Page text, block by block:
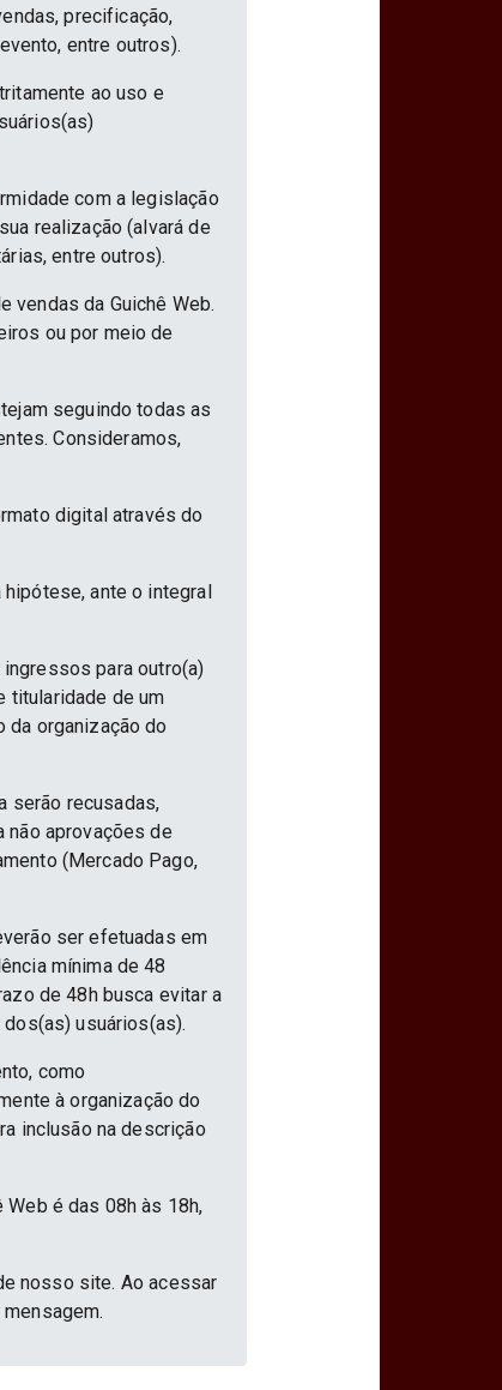
precificação,
entre outros).
ao uso e
com a legislação
realização (alvará de
entre outros).
vendas da Guichê Web.
ou por meio de
seguindo todas as
Consideramos,
digital através do
hipótese, ante o integral
para outro(a)
titularidade de um
da organização do
serão recusadas,
não aprovações de
(Mercado Pago,
ser efetuadas em
mínima de 48
de 48h busca evitar a
usuários(as).
como
à organização do
inclusão na descrição
é das 08h às 18h,
nosso site. Ao acessar